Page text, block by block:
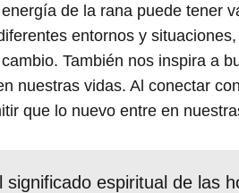
de la rana puede tener
entornos y
También nos inspira a
nuestras vidas. Al conectar
que lo nuevo entre en
significado espiritual de las